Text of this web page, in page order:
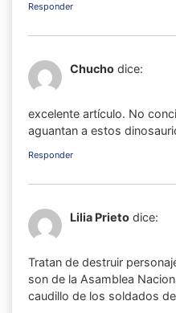
Responder
Chucho dice:
excelente artículo. No
aguantan a estos
Responder
Lilia Prieto dice:
Tratan de destruir
son de la Asamblea
caudillo de los soldados